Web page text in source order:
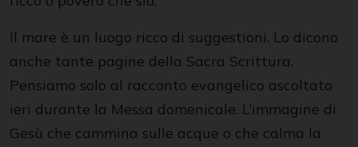
Il mare è un luogo ricco di suggestioni. Lo dicono
anche tante pagine della Sacra Scrittura.
Pensiamo solo al racconto evangelico ascoltato
ieri durante la Messa domenicale. L’immagine di
Gesù che cammina sulle acque o che calma la